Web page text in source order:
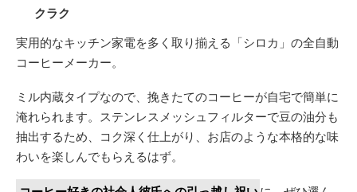
クラク
実用的なキッチン家電を多く取り揃える「シロカ」の全自動
コーヒーメーカー。
ミル内蔵タイプなので、挽きたてのコーヒーが自宅で簡単に
淹れられます。ステンレスメッシュフィルターで豆の油分も
抽出するため、コク深く仕上がり、お店のような本格的な味
わいを楽しんでもらえるはず。